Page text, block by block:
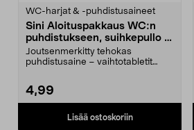
WC-harjat & -puhdistusaineet
Sini Aloituspakkaus WC:n
puhdistukseen, suihkepullo ja
2 tablettia
Joutsenmerkitty tehokas
puhdistusaine – vaihtotabletit
4,99
Lisää ostoskoriin